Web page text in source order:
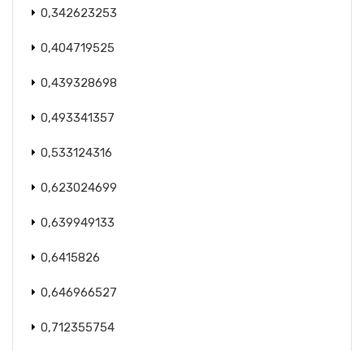
0,342623253
0,404719525
0,439328698
0,493341357
0,533124316
0,623024699
0,639949133
0,6415826
0,646966527
0,712355754